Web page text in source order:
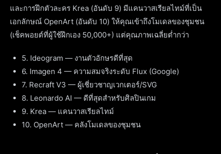
และการฝึกตัวละคร Krea (อันดับ 9) มีแคนวาสเรียลไทม์ที่เป็น
เอกลักษณ์ OpenArt (อันดับ 10) ให้คุณเข้าถึงโมเดลของชุมชน
(เช็คพอยต์ที่ผู้ใช้ฝึกเอง 50,000+) แต่คุณภาพเฉลี่ยต่ำกว่า
5. Ideogram — งานตัวอักษรดีที่สุด
6. Imagen 4 — ความสมจริงระดับ Flux (Google)
7. Recraft V3 — ผู้เชี่ยวชาญเวกเตอร์/SVG
8. Leonardo AI — ดีที่สุดสำหรับศิลปินเกม
9. Krea — แคนวาสเรียลไทม์
10. OpenArt — คลังโมเดลของชุมชน